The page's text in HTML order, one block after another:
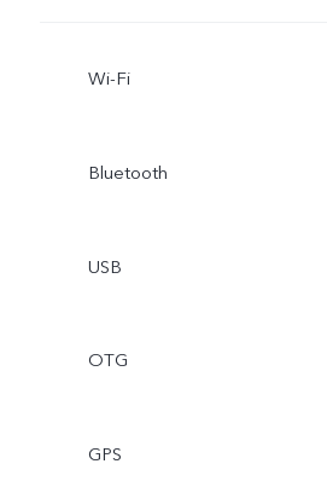
Wi-Fi
Bluetooth
USB
OTG
GPS